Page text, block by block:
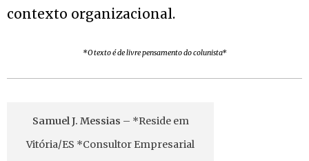
contexto organizacional.
*O texto é de livre pensamento do colunista*
Samuel J. Messias – *Reside em
Vitória/ES *Consultor Empresarial